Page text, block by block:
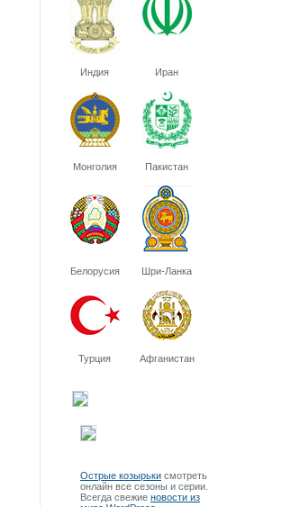
Индия Иран
Монголия Пакистан
Белорусия Шри-Ланка
Турция Афганистан
Острые козырьки смотреть
онлайн все сезоны и серии.
Всегда свежие новости из